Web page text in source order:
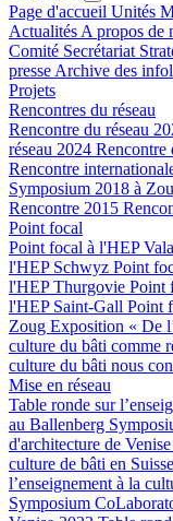
Page d'accueil Unités
Actualités A propos de
Comité Secrétariat
presse Archive des
Projets
Rencontres du réseau
Rencontre du réseau
réseau 2024 Rencontre
Rencontre
Symposium 2018 à
Rencontre 2015
Point focal
Point focal à l'HEP
l'HEP Schwyz Point
l'HEP Thurgovie Point
l'HEP Saint-Gall Point
Zoug Exposition « De
culture du bâti comme
culture du bâti nous
Mise en réseau
Table ronde sur
au Ballenberg
d'architecture de
culture de bâti en
l’enseignement à la
Symposium